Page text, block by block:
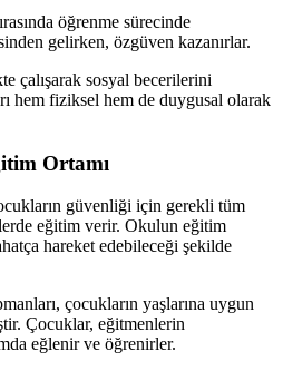
öğrenme sürecinde
gelirken, özgüven kazanırlar.
çalışarak sosyal becerilerini
hem fiziksel hem de duygusal olarak
Ortamı
güvenliği için gerekli tüm
eğitim verir. Okulun eğitim
hareket edebileceği şekilde
çocukların yaşlarına uygun
Çocuklar, eğitmenlerin
eğlenir ve öğrenirler.